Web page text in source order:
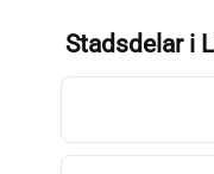
Stadsdelar i